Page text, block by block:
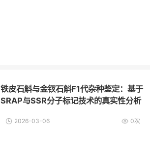
铁皮石斛与金钗石斛F1代杂种鉴定：基于
SRAP与SSR分子标记技术的真实性分析
0次
2026-03-06